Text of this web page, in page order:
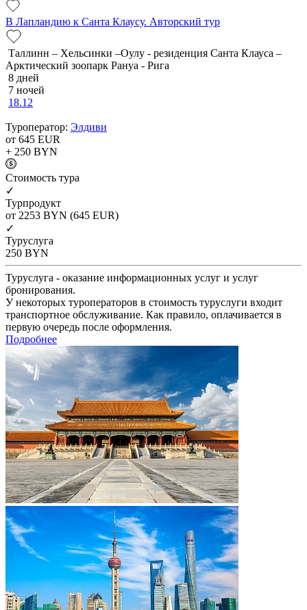
В Лапландию к Санта Клаусу. Авторский тур
Таллинн – Хельсинки –Оулу - резиденция Санта Клауса –
Арктический зоопарк Рануа - Рига
8 дней
7 ночей
18.12
Туроператор: Элдиви
от 645 EUR
+ 250 BYN
Cтоимость тура
✓
Турпродукт
от 2253 BYN (645 EUR)
✓
Туруслуга
250 BYN
Туруслуга - оказание информационных услуг и услуг
бронирования.
У некоторых туроператоров в стоимость туруслуги входит
транспортное обслуживание. Как правило, оплачивается в
первую очередь после оформления.
Подробнее